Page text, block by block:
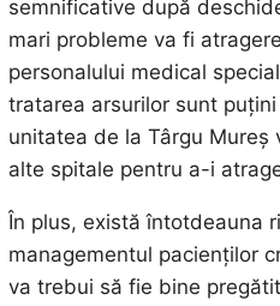
semnificative după
mari probleme va fi
personalului medical
tratarea arsurilor sunt
unitatea de la Târgu Mureș
alte spitale pentru a-i
În plus, există întotdeauna
managementul pacienților
va trebui să fie bine